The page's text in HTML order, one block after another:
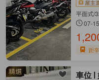
屋主
平面式/
07-
距
車位